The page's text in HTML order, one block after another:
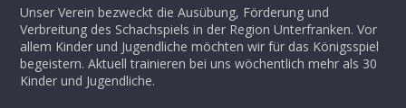
Unser Verein bezweckt die Ausübung, Förderung und
Verbreitung des Schachspiels in der Region Unterfranken. Vor
allem Kinder und Jugendliche möchten wir für das Königsspiel
begeistern. Aktuell trainieren bei uns wöchentlich mehr als 30
Kinder und Jugendliche.